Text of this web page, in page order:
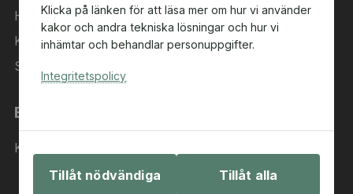
Klicka på länken för att läsa mer om hur vi använder
kakor och andra tekniska lösningar och hur vi
inhämtar och behandlar personuppgifter.
Integritetspolicy
Tillåt nödvändiga Tillåt alla
Hem
Kategorier
Sök i sortimentet
Behöver du hjälp?
Kontakta oss